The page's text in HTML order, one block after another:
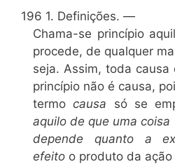
196 1. Definições. —
Chama-se princípio
procede, de qualquer
seja. Assim, toda
princípio não é causa,
termocausa só se
aquilo de que uma coisa
depende quanto a
efeito o produto da ação